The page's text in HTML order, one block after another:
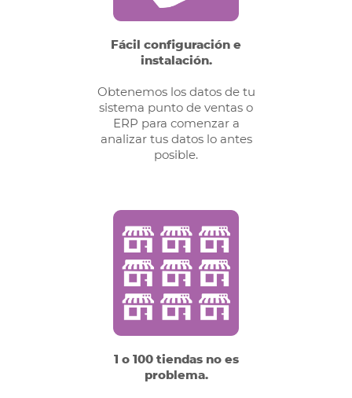
Fácil configuración e
instalación.
Obtenemos los datos de tu
sistema punto de ventas o
ERP para comenzar a
analizar tus datos lo antes
posible.
1 o 100 tiendas no es
problema.